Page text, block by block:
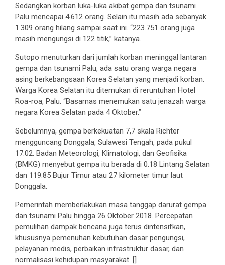
Sedangkan korban luka-luka akibat gempa dan tsunami
Palu mencapai 4.612 orang. Selain itu masih ada sebanyak
1.309 orang hilang sampai saat ini. “223.751 orang juga
masih mengungsi di 122 titik,” katanya.
Sutopo menuturkan dari jumlah korban meninggal lantaran
gempa dan tsunami Palu, ada satu orang warga negara
asing berkebangsaan Korea Selatan yang menjadi korban.
Warga Korea Selatan itu ditemukan di reruntuhan Hotel
Roa-roa, Palu. “Basarnas menemukan satu jenazah warga
negara Korea Selatan pada 4 Oktober.”
Sebelumnya, gempa berkekuatan 7,7 skala Richter
mengguncang Donggala, Sulawesi Tengah, pada pukul
17.02. Badan Meteorologi, Klimatologi, dan Geofisika
(BMKG) menyebut gempa itu berada di 0.18 Lintang Selatan
dan 119.85 Bujur Timur atau 27 kilometer timur laut
Donggala.
Pemerintah memberlakukan masa tanggap darurat gempa
dan tsunami Palu hingga 26 Oktober 2018. Percepatan
pemulihan dampak bencana juga terus dintensifkan,
khususnya pemenuhan kebutuhan dasar pengungsi,
pelayanan medis, perbaikan infrastruktur dasar, dan
normalisasi kehidupan masyarakat. []